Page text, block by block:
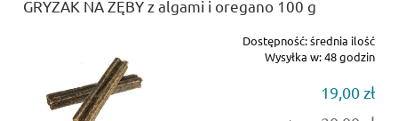
GRYZAK NA ZĘBY z algami i oregano 100 g
Dostępność:średnia ilość
Wysyłka w:48 godzin
19,00 zł